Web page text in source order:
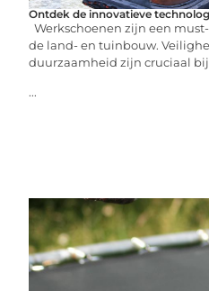
Ontdek de innovatieve
Werkschoenen zijn een
de land- en tuinbouw.
duurzaamheid zijn cruciaal
...